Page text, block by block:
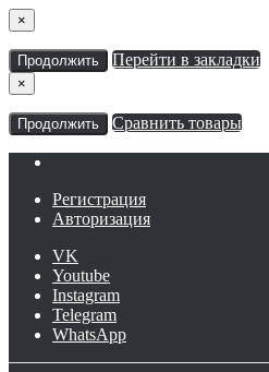
×
Продолжить Перейти в закладки
×
Продолжить Сравнить товары
Регистрация
Авторизация
VK
Youtube
Instagram
Telegram
WhatsApp